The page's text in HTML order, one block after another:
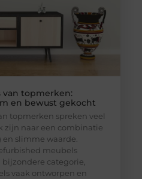
van topmerken:
en bewust gekocht
topmerken spreken veel
zijn naar een combinatie
slimme waarde.
meubels
categorie,
vaak ontworpen en